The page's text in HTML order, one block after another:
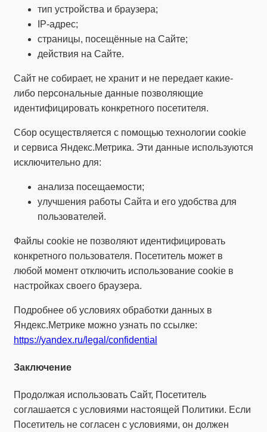
тип устройства и браузера;
IP-адрес;
страницы, посещённые на Сайте;
действия на Сайте.
Сайт не собирает, не хранит и не передает какие-
либо персональные данные позволяющие
идентифицировать конкретного посетителя.
Сбор осуществляется с помощью технологии cookie
и сервиса Яндекс.Метрика. Эти данные используются
исключительно для:
анализа посещаемости;
улучшения работы Сайта и его удобства для
пользователей.
Файлы cookie не позволяют идентифицировать
конкретного пользователя. Посетитель может в
любой момент отключить использование cookie в
настройках своего браузера.
Подробнее об условиях обработки данных в
Яндекс.Метрике можно узнать по ссылке:
https://yandex.ru/legal/confidential
Заключение
Продолжая использовать Сайт, Посетитель
соглашается с условиями настоящей Политики. Если
Посетитель не согласен с условиями, он должен